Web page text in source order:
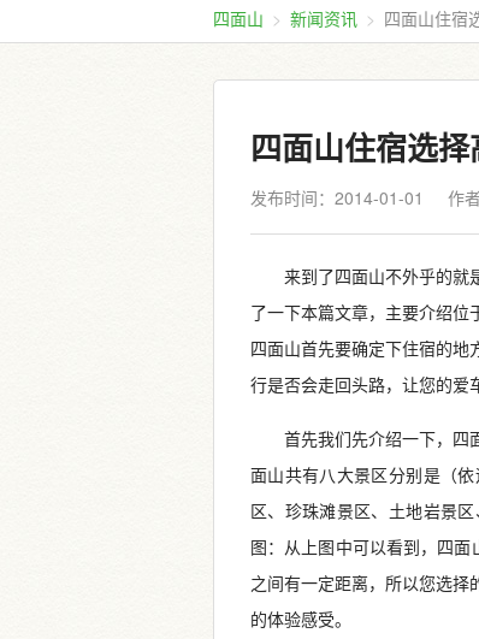
四面山 新闻资讯 四面山住宿
四面山住宿选
发布时间：2014-01-01 作
来到了四面山不外乎的就
了一下本篇文章，主要介绍位
四面山首先要确定下住宿的地
行是否会走回头路，让您的爱
首先我们先介绍一下，四
面山共有八大景区分别是（
区、珍珠滩景区、土地岩景
图：
从上图中可以看到，四
之间有一定距离，所以您选择
的体验感受。